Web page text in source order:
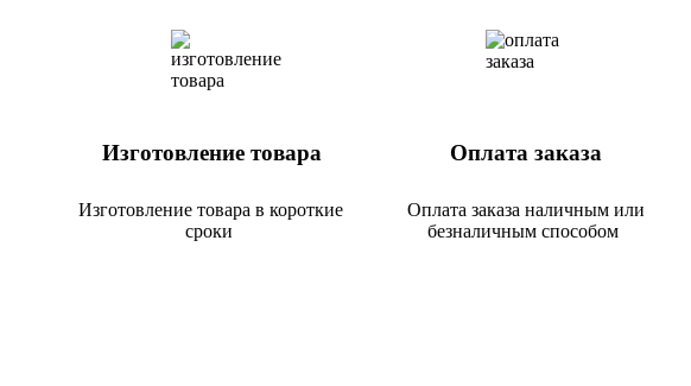
Изготовление товара Оплата заказа
Изготовление товара в короткие
сроки
Оплата заказа наличным или
безналичным способом